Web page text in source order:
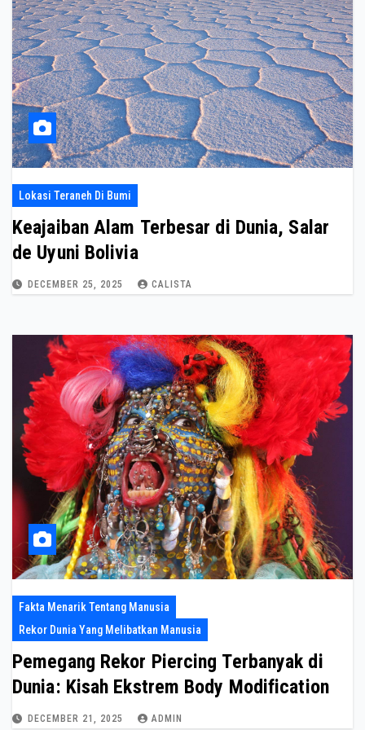
Lokasi Teraneh Di Bumi
Keajaiban Alam Terbesar di Dunia, Salar
de Uyuni Bolivia
DECEMBER 25, 2025 CALISTA
Fakta Menarik Tentang Manusia
Rekor Dunia Yang Melibatkan Manusia
Pemegang Rekor Piercing Terbanyak di
Dunia: Kisah Ekstrem Body Modification
DECEMBER 21, 2025 ADMIN